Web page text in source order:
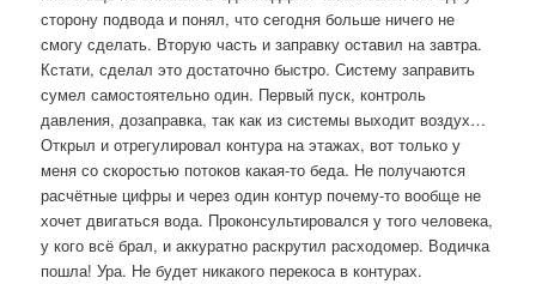
сторону подвода и понял, что сегодня больше ничего не
смогу сделать. Вторую часть и заправку оставил на завтра.
Кстати, сделал это достаточно быстро. Систему заправить
сумел самостоятельно один. Первый пуск, контроль
давления, дозаправка, так как из системы выходит воздух…
Открыл и отрегулировал контура на этажах, вот только у
меня со скоростью потоков какая-то беда. Не получаются
расчётные цифры и через один контур почему-то вообще не
хочет двигаться вода. Проконсультировался у того человека,
у кого всё брал, и аккуратно раскрутил расходомер. Водичка
пошла! Ура. Не будет никакого перекоса в контурах.